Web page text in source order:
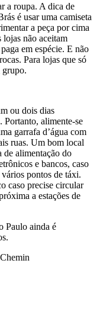
a roupa. A dica de
é usar uma camiseta
a peça por cima
não aceitam
em espécie. E não
Para lojas que só
grupo.
ou dois dias
Portanto, alimente-se
garrafa d’água com
ruas. Um bom local
de alimentação do
e bancos, caso
pontos de táxi.
caso precise circular
a estações de
Paulo ainda é